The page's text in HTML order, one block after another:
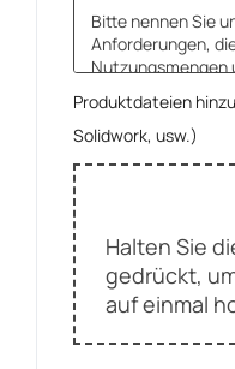
Produktdateien
Solidwork, usw.)
Halten Sie
gedrückt,
auf einmal